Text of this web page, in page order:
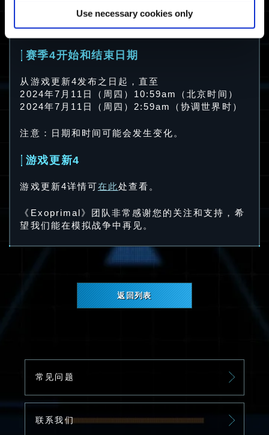
Use necessary cookies only
- 7款玩家标签徽章
- 4款玩家标签背景
赛季4开始和结束日期
从游戏更新4发布之日起，直至
2024年7月11日（周四）10:59am（北京时间）
2024年7月11日（周四）2:59am（协调世界时）
注意：日期和时间可能会发生变化。
游戏更新4
游戏更新4详情可在此处查看。
《Exoprimal》团队非常感谢您的关注和支持，希
望我们能在模拟战争中再见。
返回列表
常见问题
联系我们